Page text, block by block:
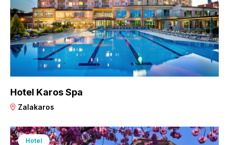
Hotel Karos Spa
Zalakaros
Hotel